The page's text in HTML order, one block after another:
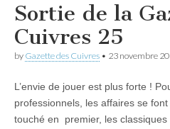
Sortie de la
Cuivres 25
by Gazette des Cuivres • 23 novembre
L’envie de jouer est plus forte !
professionnels, les affaires se
touché en premier, les